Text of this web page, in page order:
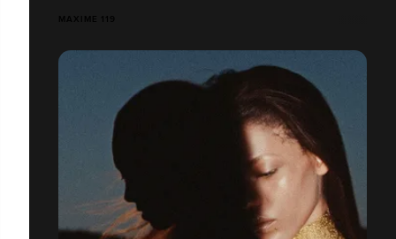
MAXIME 119